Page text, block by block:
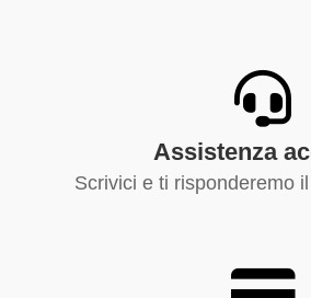
Assistenza
Scrivici e ti risponderemo